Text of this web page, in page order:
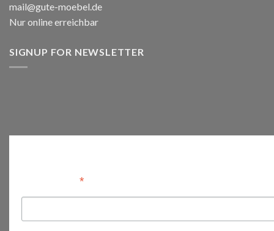
mail@gute-moebel.de
Nur online erreichbar
SIGNUP FOR NEWSLETTER
*